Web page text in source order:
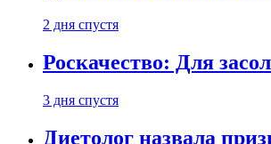
2 дня спустя
Роскачество: Для
3 дня спустя
Диетолог назвала